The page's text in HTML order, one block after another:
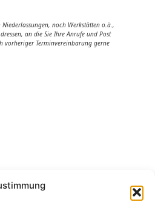
noch Werkstätten o.ä.,
an die Sie Ihre Anrufe und Post
vorheriger Terminvereinbarung gerne